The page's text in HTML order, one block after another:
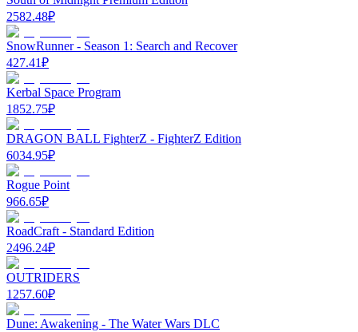
2582.48₽
SnowRunner - Season 1: Search and Recover
427.41₽
Kerbal Space Program
1852.75₽
DRAGON BALL FighterZ - FighterZ Edition
6034.95₽
Rogue Point
966.65₽
RoadCraft - Standard Edition
2496.24₽
OUTRIDERS
1257.60₽
Dune: Awakening - The Water Wars DLC